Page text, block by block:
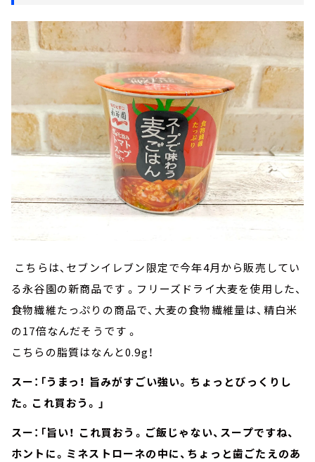
こちらは、セブンイレブン限定で今年4月から販売してい
る永谷園の新商品です 。フリーズドライ大麦を使用した、
食物繊維たっぷりの商品で、大麦の食物繊維量は、精白米
の17倍なんだそうです 。
こちらの脂質はなんと0.9g！
スー：「うまっ！ 旨みがすごい強い。ちょっとびっくりし
た。これ買おう。」
スー：「旨い！ これ買おう。ご飯じゃない、スープですね、
ホントに。ミネストローネの中に、ちょっと歯ごたえのあ